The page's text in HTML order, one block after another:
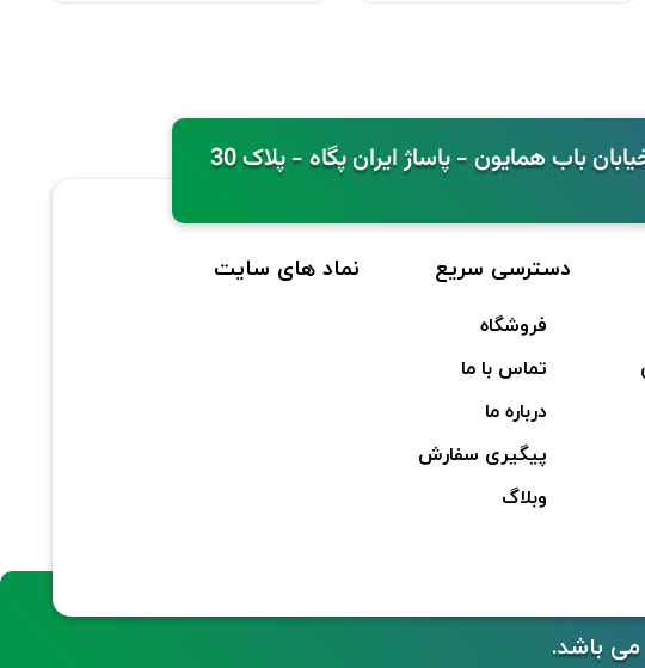
دسترسی سریع
فروشگاه
تماس با ما
درباره ما
پیگیری سفارش
وبلاگ
نماد های سایت
باشد.